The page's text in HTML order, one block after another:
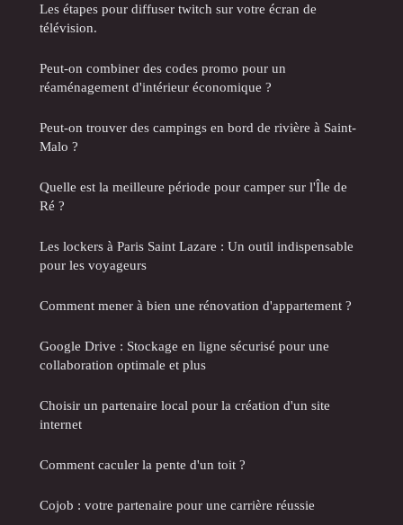
Les étapes pour diffuser twitch sur votre écran de
télévision.
Peut-on combiner des codes promo pour un
réaménagement d'intérieur économique ?
Peut-on trouver des campings en bord de rivière à Saint-
Malo ?
Quelle est la meilleure période pour camper sur l'Île de
Ré ?
Les lockers à Paris Saint Lazare : Un outil indispensable
pour les voyageurs
Comment mener à bien une rénovation d'appartement ?
Google Drive : Stockage en ligne sécurisé pour une
collaboration optimale et plus
Choisir un partenaire local pour la création d'un site
internet
Comment caculer la pente d'un toit ?
Cojob : votre partenaire pour une carrière réussie